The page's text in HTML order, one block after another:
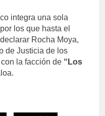
integra una sola
los que hasta el
Rocha Moya,
de Justicia de los
la facción de “Los